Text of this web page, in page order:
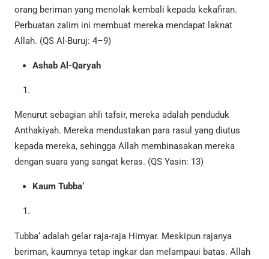
orang beriman yang menolak kembali kepada kekafiran.
Perbuatan zalim ini membuat mereka mendapat laknat
Allah. (QS Al-Buruj: 4–9)
Ashab Al-Qaryah
Menurut sebagian ahli tafsir, mereka adalah penduduk
Anthakiyah. Mereka mendustakan para rasul yang diutus
kepada mereka, sehingga Allah membinasakan mereka
dengan suara yang sangat keras. (QS Yasin: 13)
Kaum Tubba‘
Tubba‘ adalah gelar raja-raja Himyar. Meskipun rajanya
beriman, kaumnya tetap ingkar dan melampaui batas. Allah